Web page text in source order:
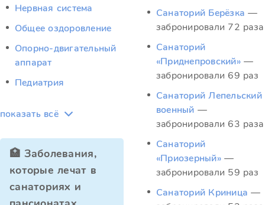
Нервная система
Общее оздоровление
Опорно-двигательный
аппарат
Педиатрия
показать всё
🏥 Заболевания,
которые лечат в
санаториях и
Санаторий Берёзка —
забронировали 72 раза
Санаторий
«Приднепровский» —
забронировали 69 раз
Санаторий Лепельский
военный —
забронировали 63 раза
Санаторий
«Приозерный» —
забронировали 59 раз
Санаторий Криница —